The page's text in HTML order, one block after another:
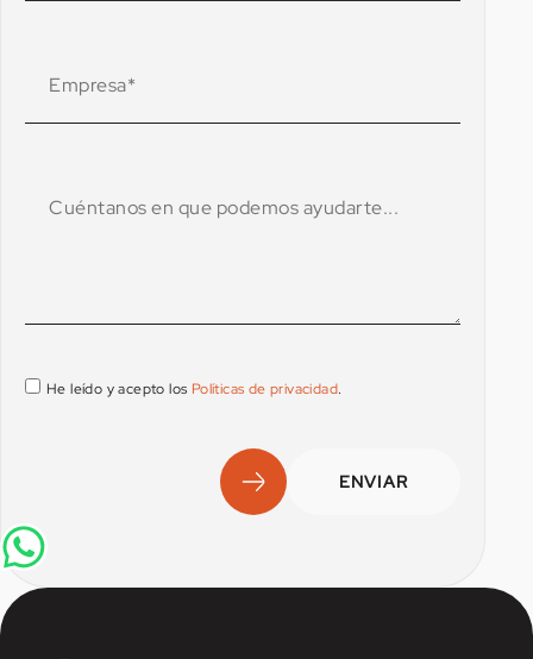
He leído y acepto los Políticas de privacidad.
ENVIAR